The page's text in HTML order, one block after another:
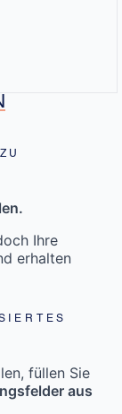
Ihre
erhalten
füllen Sie
aus